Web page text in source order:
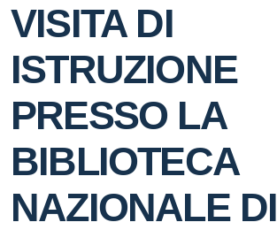
VISITA DI
ISTRUZIONE
PRESSO LA
BIBLIOTECA
NAZIONALE DI